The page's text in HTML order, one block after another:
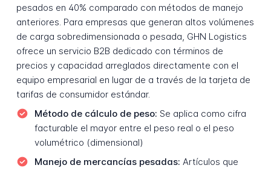
pesados en 40% comparado con métodos de manejo
anteriores. Para empresas que generan altos volúmenes
de carga sobredimensionada o pesada, GHN Logistics
ofrece un servicio B2B dedicado con términos de
precios y capacidad arreglados directamente con el
equipo empresarial en lugar de a través de la tarjeta de
tarifas de consumidor estándar.
Método de cálculo de peso: Se aplica como cifra
facturable el mayor entre el peso real o el peso
volumétrico (dimensional)
Manejo de mercancías pesadas: Artículos que